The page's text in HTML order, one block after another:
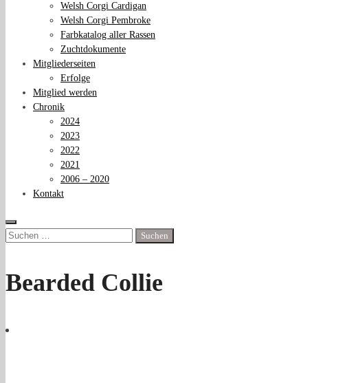
Welsh Corgi Cardigan
Welsh Corgi Pembroke
Farbkatalog aller Rassen
Zuchtdokumente
Mitgliederseiten
Erfolge
Mitglied werden
Chronik
2024
2023
2022
2021
2006 – 2020
Kontakt
Suchen
Bearded Collie